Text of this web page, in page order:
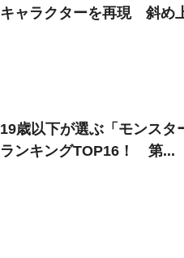
キャラクターを再現 斜め
19歳以下が選ぶ「モンスタ
ランキングTOP16！ 第...